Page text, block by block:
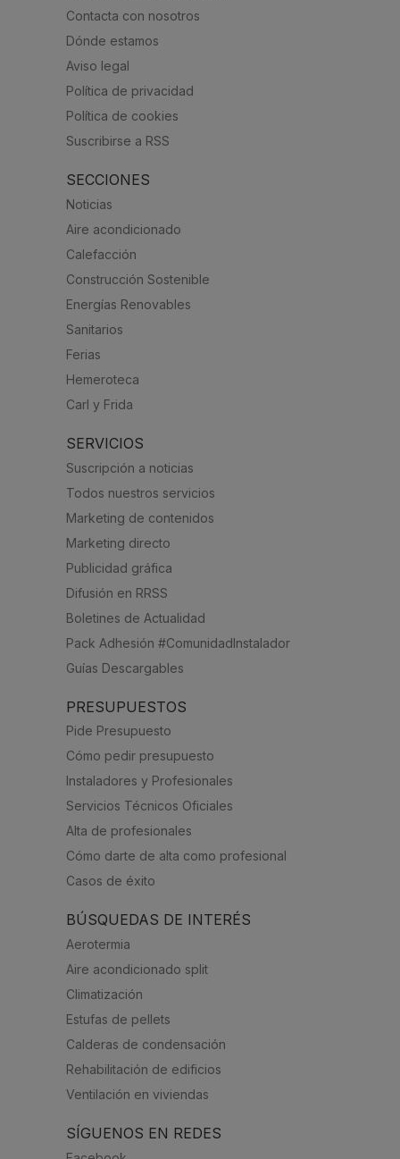
Contacta con nosotros
Dónde estamos
Aviso legal
Política de privacidad
Política de cookies
Suscribirse a RSS
SECCIONES
Noticias
Aire acondicionado
Calefacción
Construcción Sostenible
Energías Renovables
Sanitarios
Ferias
Hemeroteca
Carl y Frida
SERVICIOS
Suscripción a noticias
Todos nuestros servicios
Marketing de contenidos
Marketing directo
Publicidad gráfica
Difusión en RRSS
Boletines de Actualidad
Pack Adhesión #ComunidadInstalador
Guías Descargables
PRESUPUESTOS
Pide Presupuesto
Cómo pedir presupuesto
Instaladores y Profesionales
Servicios Técnicos Oficiales
Alta de profesionales
Cómo darte de alta como profesional
Casos de éxito
BÚSQUEDAS DE INTERÉS
Aerotermia
Aire acondicionado split
Climatización
Estufas de pellets
Calderas de condensación
Rehabilitación de edificios
Ventilación en viviendas
SÍGUENOS EN REDES